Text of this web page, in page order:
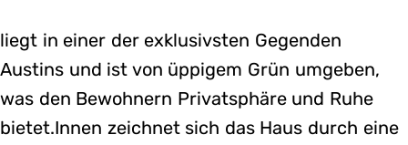
liegt in einer der exklusivsten Gegenden
Austins und ist von üppigem Grün umgeben,
was den Bewohnern Privatsphäre und Ruhe
bietet.Innen zeichnet sich das Haus durch eine